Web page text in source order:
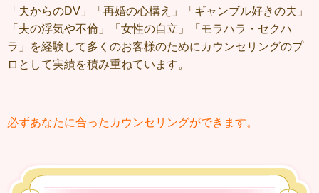
「夫からのDV」「再婚の心構え」「ギャンブル好きの夫」
「夫の浮気や不倫」「女性の自立」「モラハラ・セクハ
ラ」を経験して多くのお客様のためにカウンセリングのプ
ロとして実績を積み重ねています。
必ずあなたに合ったカウンセリングができます。